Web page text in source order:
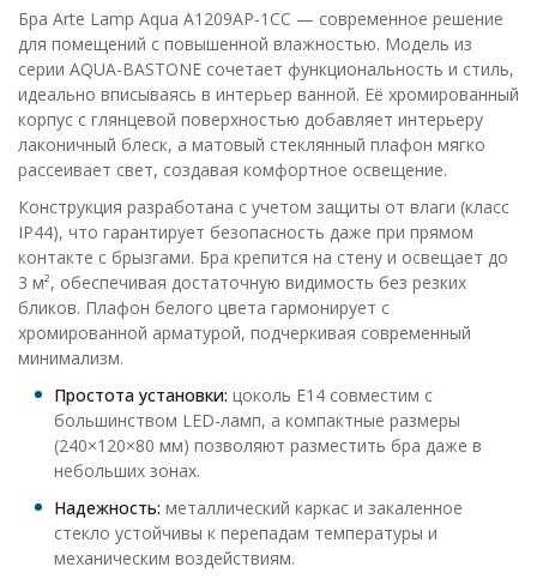
Бра Arte Lamp Aqua A1209AP-1CC — современное решение
для помещений с повышенной влажностью. Модель из
серии AQUA-BASTONE сочетает функциональность и стиль,
идеально вписываясь в интерьер ванной. Её хромированный
корпус с глянцевой поверхностью добавляет интерьеру
лаконичный блеск, а матовый стеклянный плафон мягко
рассеивает свет, создавая комфортное освещение.
Конструкция разработана с учетом защиты от влаги (класс
IP44), что гарантирует безопасность даже при прямом
контакте с брызгами. Бра крепится на стену и освещает до
3 м², обеспечивая достаточную видимость без резких
бликов. Плафон белого цвета гармонирует с
хромированной арматурой, подчеркивая современный
минимализм.
Простота установки: цоколь E14 совместим с
большинством LED-ламп, а компактные размеры
(240×120×80 мм) позволяют разместить бра даже в
небольших зонах.
Надежность: металлический каркас и закаленное
стекло устойчивы к перепадам температуры и
механическим воздействиям.